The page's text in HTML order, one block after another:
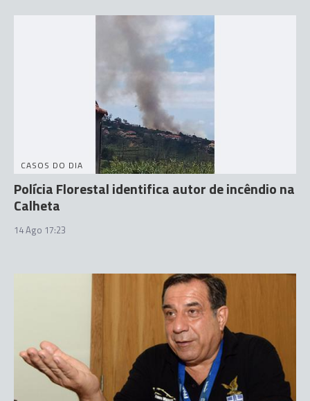
CASOS DO DIA
Polícia Florestal identifica autor de incêndio na
Calheta
14 Ago 17:23